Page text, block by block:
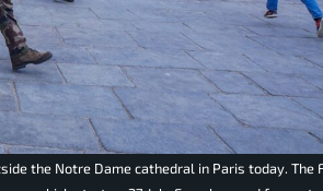
the Notre Dame cathedral in Paris today. The